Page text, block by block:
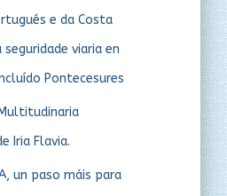
e da Costa
viaria en
Pontecesures
Iria Flavia.
un paso máis para